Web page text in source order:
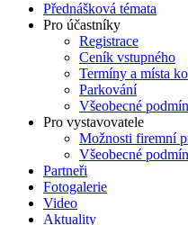
Přednášková témata
Pro účastníky
Registrace
Ceník vstupného
Termíny a místa
Parkování
Všeobecné
Pro vystavovatele
Možnosti firemní
Všeobecné
Partneři
Fotogalerie
Video
Aktuality